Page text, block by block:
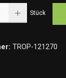
Stück
TROP-121270